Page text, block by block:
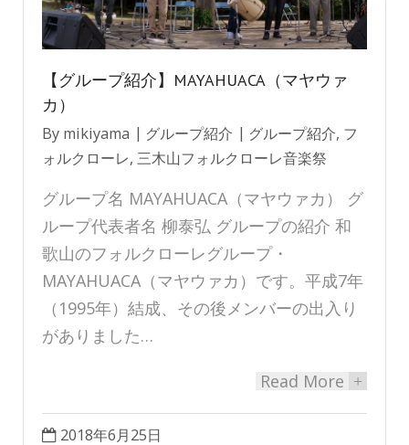
【グループ紹介】MAYAHUACA（マヤウァ
カ）
By mikiyama グループ紹介 グループ紹介, フ
ォルクローレ, 三木山フォルクローレ音楽祭
グループ名 MAYAHUACA（マヤウァカ） グ
ループ代表者名 柳泰弘 グループの紹介 和
歌山のフォルクローレグループ・
MAYAHUACA（マヤウァカ）です。平成7年
（1995年）結成、その後メンバーの出入り
がありました…
Read More +
2018年6月25日